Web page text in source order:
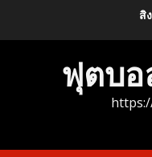
สิ
ฟุตบอ